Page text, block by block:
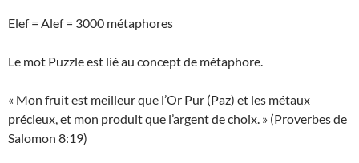
Elef = Alef = 3000 métaphores
Le mot Puzzle est lié au concept de métaphore.
« Mon fruit est meilleur que l’Or Pur (Paz) et les métaux
précieux, et mon produit que l’argent de choix. » (Proverbes de
Salomon 8:19)